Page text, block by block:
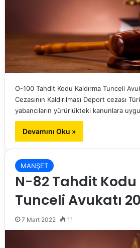
O-100 Tahdit Kodu Kaldırma Tunceli
Cezasının Kaldırılması Deport cezası
yabancıların yürürlükteki kanunlara
Devamını Oku »
MANŞET
N-82 Tahdit Kodu
Tunceli Avukatı
7 Mart 2022 11